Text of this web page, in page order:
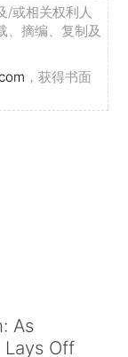
/或相关权利人
、摘编、复制及
，获得书面
As
Off